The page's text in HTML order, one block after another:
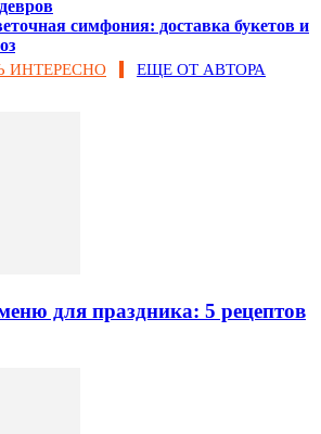
симфония: доставка букетов и
ИНТЕРЕСНО ЕЩЕ ОТ АВТОРА
для праздника: 5 рецептов